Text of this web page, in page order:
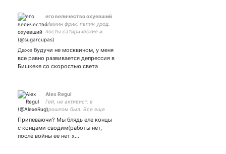
его величество охуевший
Мамин фрик, папин урод.
посты сатирические и
вымышлены
Даже будучи не москвичом, у меня
все равно развивается депрессия в
Бишкеке со скоростью света
Alex Regul
Гей, не активист, в
прошлом был. Все еще
верю в человечество и
лучшее. He/him - если
кому важно. Украине мир,
путину - Гаагу, России -
Припеваючи? Мы блядь еле концы
с концами сводим(работы нет,
после войны ее нет х…